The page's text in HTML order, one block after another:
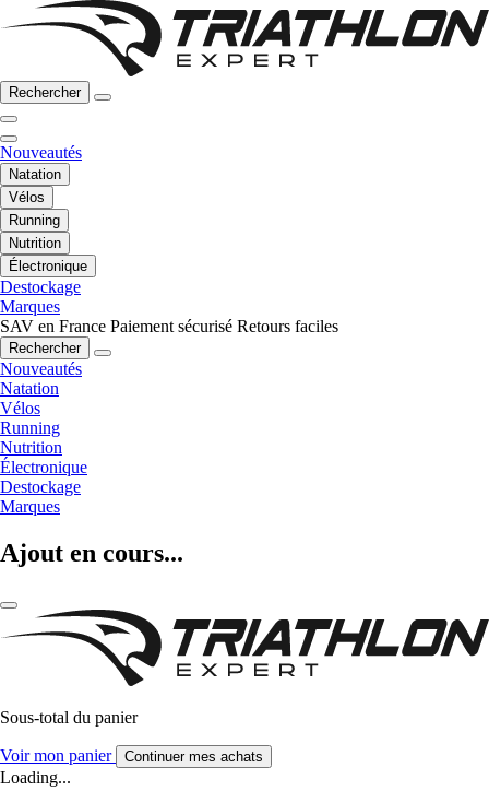
Rechercher
Nouveautés
Natation
Vélos
Running
Nutrition
Électronique
Destockage
Marques
SAV en France Paiement sécurisé Retours faciles
Rechercher
Nouveautés
Natation
Vélos
Running
Nutrition
Électronique
Destockage
Marques
Ajout en cours...
Sous-total du panier
Voir mon panier Continuer mes achats
Loading...